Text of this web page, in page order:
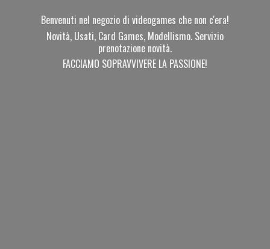
Benvenuti nel negozio di videogames che non c'era!
Novità, Usati, Card Games, Modellismo. Servizio
prenotazione novità.
FACCIAMO SOPRAVVIVERE LA PASSIONE!